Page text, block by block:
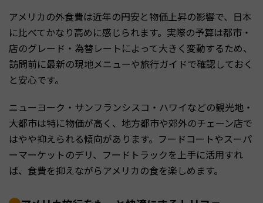
アメリカの外食費は近年の円安と物価上昇の影響で、日本
に比べてかなり高めに感じられます。実際の予算は都市・
店のグレード・為替レートによって大きく変動するため、
訪問前に最新の現地メニューや旅行ガイドで確認しておく
と安心です。
ニューヨーク・サンフランシスコ・ハワイなどの観光地・
大都市は特に物価が高く、地方都市や郊外のチェーン店で
はやや抑えられる傾向があります。フードコートやスーパ
ーマーケットのデリ、フードトラックを上手に活用すれ
ば、食費を抑えながらアメリカの食を楽しめます。